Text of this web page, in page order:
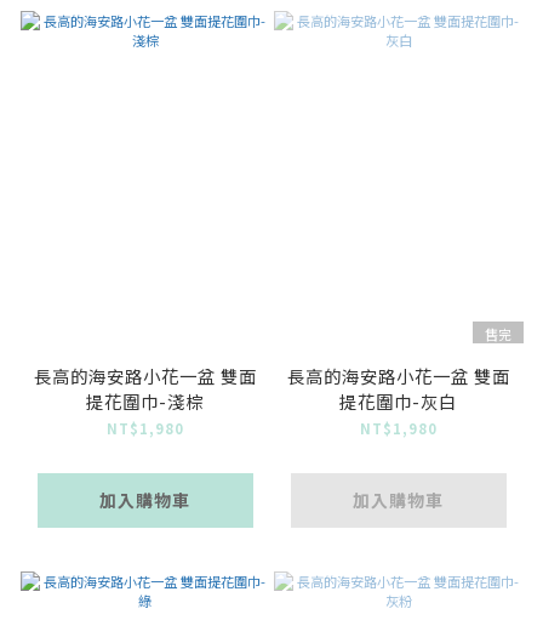
長高的海安路小花一盆 雙面
提花圍巾-淺棕
NT$1,980
加入購物車
售完
長高的海安路小花一盆 雙面
提花圍巾-灰白
NT$1,980
加入購物車